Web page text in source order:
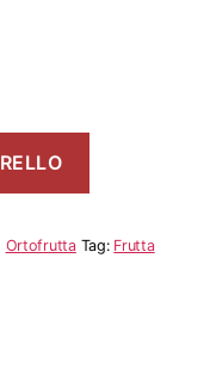
Ortofrutta Tag: Frutta